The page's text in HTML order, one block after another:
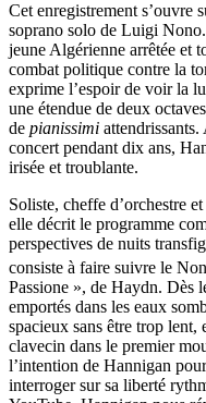
Cet enregistrement s’ouvre
soprano solo de Luigi
jeune Algérienne arrêtée et
combat politique contre la
exprime l’espoir de voir la
une étendue de deux
de pianissimi
concert pendant dix ans,
irisée et troublante.
Soliste, cheffe d’orchestre
elle décrit le programme
perspectives de nuits
consiste à faire suivre le
Passione », de Haydn. Dès
emportés dans les eaux
spacieux sans être trop lent,
clavecin dans le premier
l’intention de Hannigan
interroger sur sa liberté